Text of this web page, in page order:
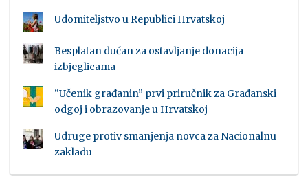
Udomiteljstvo u Republici Hrvatskoj
Besplatan dućan za ostavljanje donacija
izbjeglicama
“Učenik građanin” prvi priručnik za Građanski
odgoj i obrazovanje u Hrvatskoj
Udruge protiv smanjenja novca za Nacionalnu
zakladu